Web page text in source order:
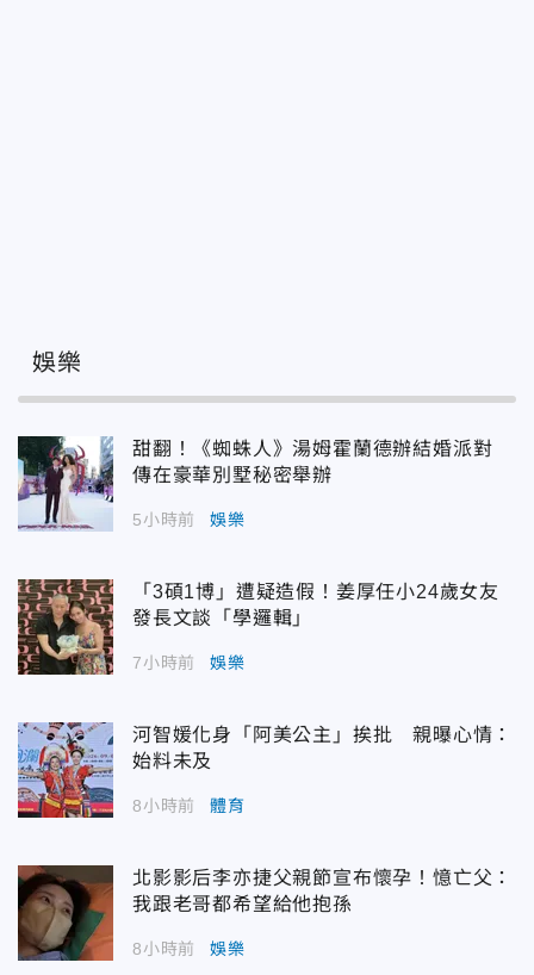
娛樂
甜翻！《蜘蛛人》湯姆霍蘭德辦結婚派對
傳在豪華別墅秘密舉辦
5小時前 娛樂
「3碩1博」遭疑造假！姜厚任小24歲女友
發長文談「學邏輯」
7小時前 娛樂
河智媛化身「阿美公主」挨批 親曝心情：
始料未及
8小時前 體育
北影影后李亦捷父親節宣布懷孕！憶亡父：
我跟老哥都希望給他抱孫
8小時前 娛樂